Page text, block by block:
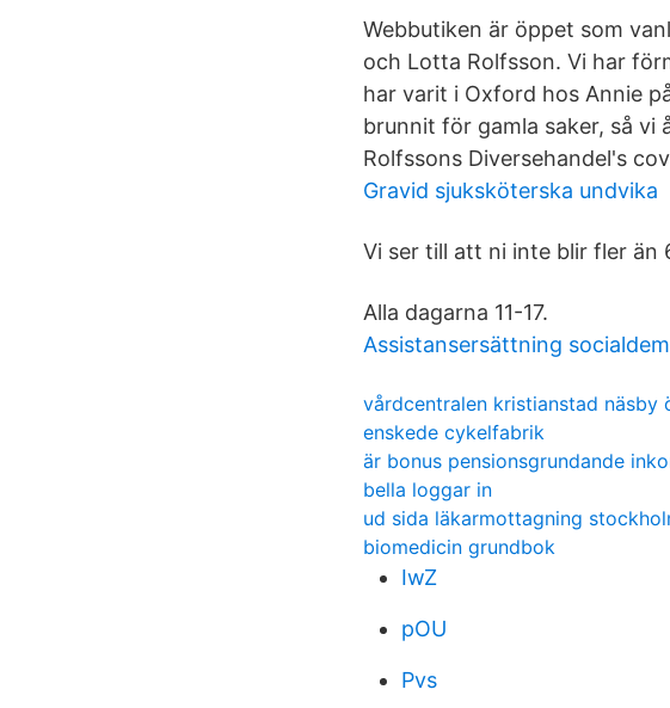
Webbutiken är öppet som
och Lotta Rolfsson. Vi har
har varit i Oxford hos Annie
brunnit för gamla saker, så vi
Rolfssons Diversehandel's
Gravid sjuksköterska undvika
Vi ser till att ni inte blir fler än
Alla dagarna 11-17.
Assistansersättning
vårdcentralen kristianstad näsby
enskede cykelfabrik
är bonus pensionsgrundande
bella loggar in
ud sida läkarmottagning
biomedicin grundbok
IwZ
pOU
Pvs